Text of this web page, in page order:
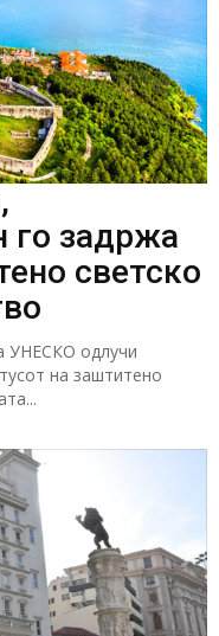
го задржа
светско
УНЕСКО одлучи
на заштитено